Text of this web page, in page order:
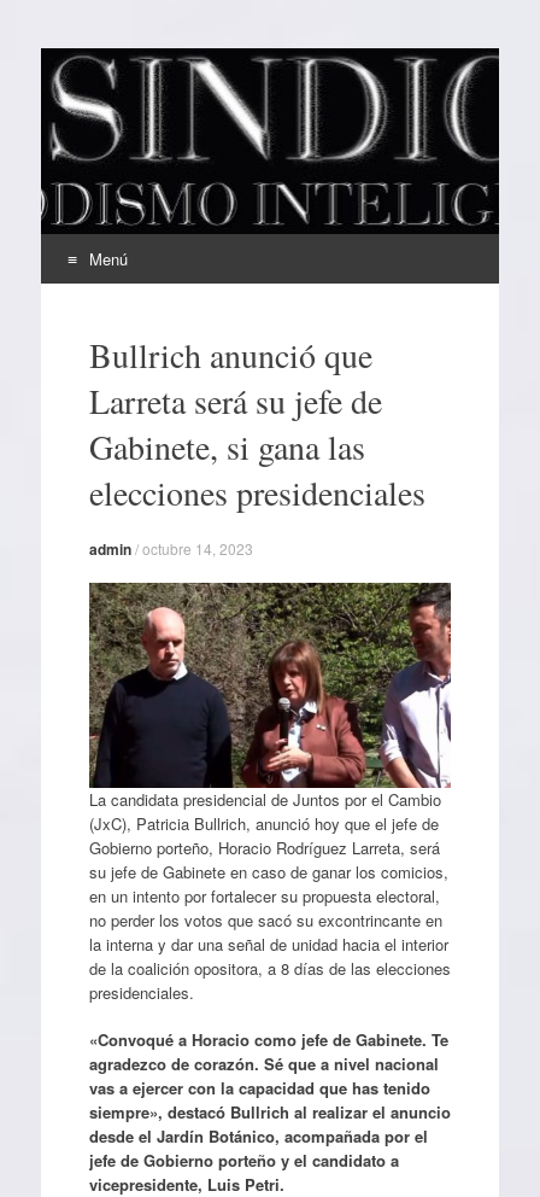
EL SINDICAL
Periodismo Inteligente
Menú
contenidoBullrich anunció que
Larreta será su jefe de
Gabinete, si gana las
elecciones presidenciales
admin/octubre 14, 2023
La candidata presidencial de Juntos por el Cambio
(JxC), Patricia Bullrich, anunció hoy que el jefe de
Gobierno porteño, Horacio Rodríguez Larreta, será
su jefe de Gabinete en caso de ganar los comicios,
en un intento por fortalecer su propuesta electoral,
no perder los votos que sacó su excontrincante en
la interna y dar una señal de unidad hacia el interior
de la coalición opositora, a 8 días de las elecciones
presidenciales.
«Convoqué a Horacio como jefe de Gabinete. Te
agradezco de corazón. Sé que a nivel nacional
vas a ejercer con la capacidad que has tenido
siempre», destacó Bullrich al realizar el anuncio
desde el Jardín Botánico, acompañada por el
jefe de Gobierno porteño y el candidato a
vicepresidente, Luis Petri.